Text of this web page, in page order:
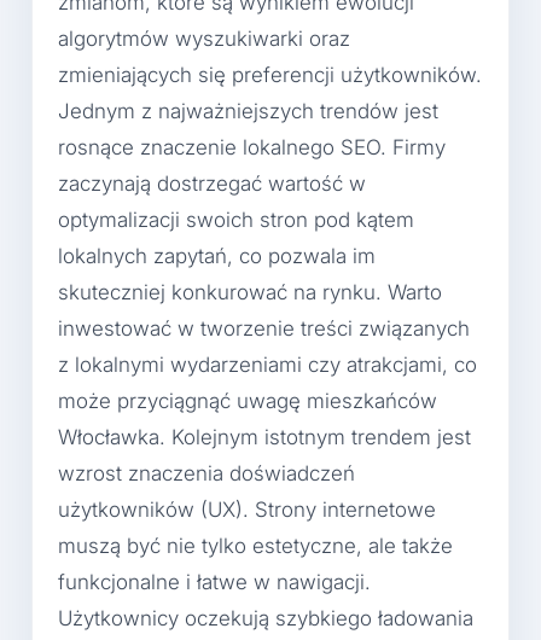
algorytmów wyszukiwarki oraz
zmieniających się preferencji użytkowników.
Jednym z najważniejszych trendów jest
rosnące znaczenie lokalnego SEO. Firmy
zaczynają dostrzegać wartość w
optymalizacji swoich stron pod kątem
lokalnych zapytań, co pozwala im
skuteczniej konkurować na rynku. Warto
inwestować w tworzenie treści związanych
z lokalnymi wydarzeniami czy atrakcjami, co
może przyciągnąć uwagę mieszkańców
Włocławka. Kolejnym istotnym trendem jest
wzrost znaczenia doświadczeń
użytkowników (UX). Strony internetowe
muszą być nie tylko estetyczne, ale także
funkcjonalne i łatwe w nawigacji.
Użytkownicy oczekują szybkiego ładowania